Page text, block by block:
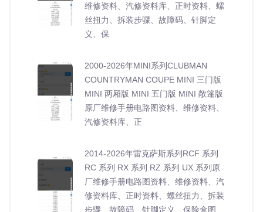
维修资料、汽修资料库、正时资料、螺
丝扭力、拆装步骤、故障码、针脚定
义、保
2000-2026年MINI系列CLUBMAN
COUNTRYMAN COUPE MINI 三门版
MINI 两厢版 MINI 五门版 MINI 敞篷版
原厂维修手册电路图资料、维修资料、
汽修资料库、正
2014-2026年雷克萨斯系列RCF 系列
RC 系列 RX 系列 RZ 系列 UX 系列原
厂维修手册电路图资料、维修资料、汽
修资料库、正时资料、螺丝扭力、拆装
步骤、故障码、针脚定义、保险盒图